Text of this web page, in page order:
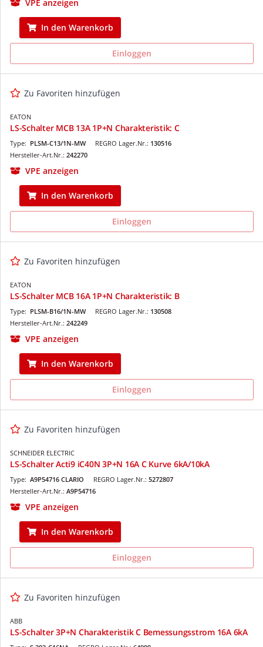
VPE anzeigen
In den Warenkorb
Einloggen
Zu Favoriten hinzufügen
EATON
LS-Schalter MCB 13A 1P+N Charakteristik: C
REGRO Lager.Nr.: 130516
Type: PLSM-C13/1N-MW
Hersteller-Art.Nr.: 242270
VPE anzeigen
In den Warenkorb
Einloggen
Zu Favoriten hinzufügen
EATON
LS-Schalter MCB 16A 1P+N Charakteristik: B
REGRO Lager.Nr.: 130508
Type: PLSM-B16/1N-MW
Hersteller-Art.Nr.: 242249
VPE anzeigen
In den Warenkorb
Einloggen
Zu Favoriten hinzufügen
SCHNEIDER ELECTRIC
LS-Schalter Acti9 iC40N 3P+N 16A C Kurve 6kA/10kA
REGRO Lager.Nr.: 5272807
Type: A9P54716 CLARIO
Hersteller-Art.Nr.: A9P54716
VPE anzeigen
In den Warenkorb
Einloggen
Zu Favoriten hinzufügen
ABB
LS-Schalter 3P+N Charakteristik C Bemessungsstrom 16A 6kA